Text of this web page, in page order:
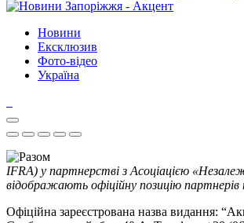
Новини
Ексклюзив
Фото-відео
Україна
IFRA) у партнерстві з Асоціацією
відображають офіційну позицію партнерів
Офіційна зареєстрована назва видання: